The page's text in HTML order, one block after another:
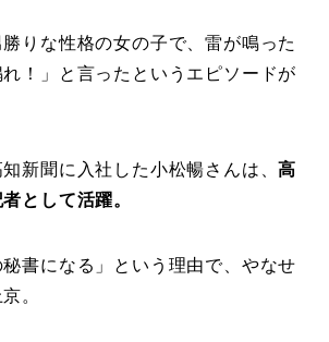
勝りな性格の女の子で、雷が鳴った
！」と言ったというエピソードが
新聞に入社した小松暢さんは、高
として活躍。
書になる」という理由で、やなせ
。